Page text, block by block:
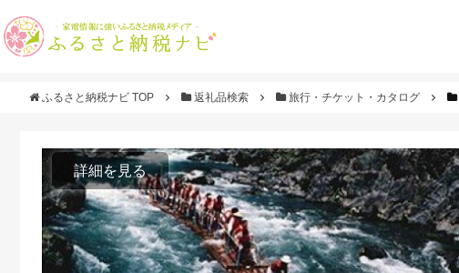
ふるさと納税ナビ TOP 返礼品検索 旅行・チケット・カタログ
詳細を見る